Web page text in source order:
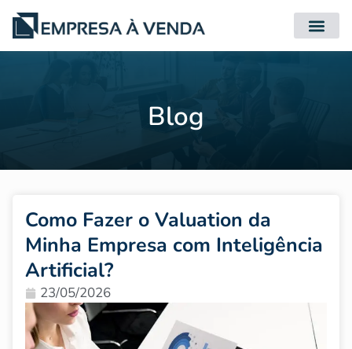
Blog
Como Fazer o Valuation da
Minha Empresa com Inteligência
Artificial?
23/05/2026